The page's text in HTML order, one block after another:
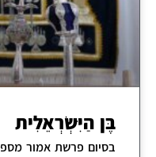
בֶּן הַיִּשְׂרְאֵלִית
בסיום פרשת אמור